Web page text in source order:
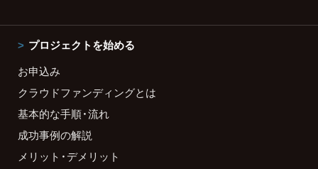
プロジェクトを始める
お申込み
クラウドファンディングとは
基本的な手順・流れ
成功事例の解説
メリット・デメリット